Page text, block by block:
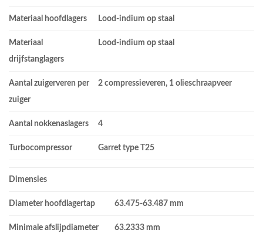
Materiaal hoofdlagers Lood-indium op staal
Materiaal
drijfstanglagers
Lood-indium op staal
Aantal zuigerveren per
zuiger
2 compressieveren, 1 olieschraapveer
Aantal nokkenaslagers 4
Turbocompressor Garret type T25
Dimensies
Diameter hoofdlagertap 63.475-63.487 mm
Minimale afslijpdiameter
63.2333 mm